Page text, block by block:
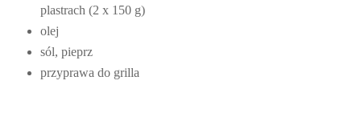
plastrach (2 x 150 g)
olej
sól, pieprz
przyprawa do grilla